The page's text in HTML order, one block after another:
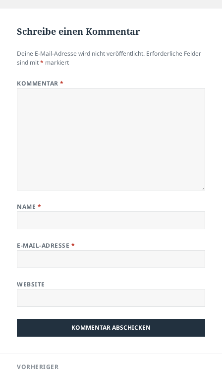
Schreibe einen Kommentar
Deine E-Mail-Adresse wird nicht veröffentlicht. Erforderliche Felder
sind mit* markiert
KOMMENTAR*
NAME *
E-MAIL-ADRESSE *
WEBSITE
VORHERIGER